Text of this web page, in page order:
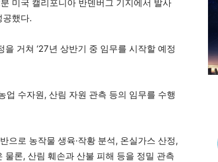
미국 캘리포니아 반덴버그 기지에서 발사
했다.
거쳐 ‘27년 상반기 중 임무를 시작할 예정
수자원, 산림 자원 관측 등의 임무를 수행
으로 농작물 생육·작황 분석, 온실가스 산정,
론, 산림 훼손과 산불 피해 등을 정밀 관측